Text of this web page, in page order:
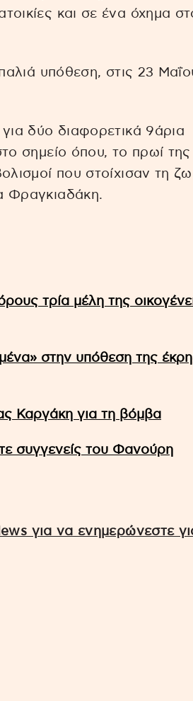
και σε ένα όχημα
υπόθεση, στις 23
δύο διαφορετικά 9άρια
σημείο όπου, το πρωί της
που στοίχισαν τη
Φραγκιαδάκη.
τρία μέλη της
στην υπόθεση της
Καργάκη για τη βόμβα
συγγενείς του Φανούρη
για να ενημερώνεστε